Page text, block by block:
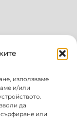
използваме
и/или
да
или